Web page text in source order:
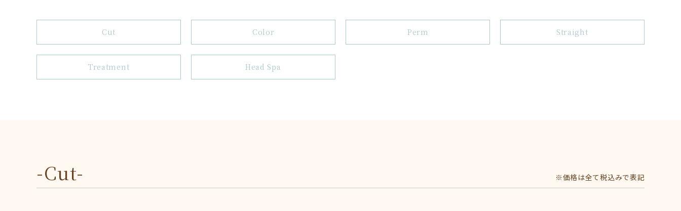
Cut Color Perm Straight
Treatment Head Spa
-Cut- ※価格は全て税込みで表記